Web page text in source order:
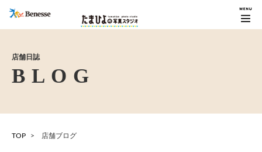
店舗日誌
TOP 店舗ブログ